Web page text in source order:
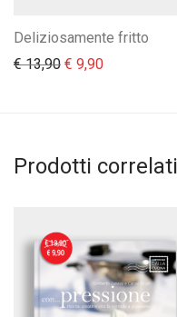
Deliziosamente fritto
€13,90 Il prezzo originale
€ 9,90Il prezzo
Prodotti correlati